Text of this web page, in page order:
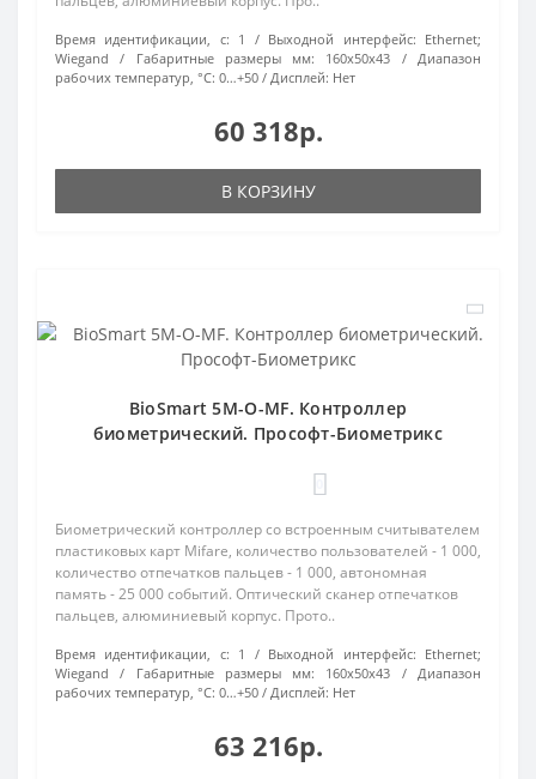
Время идентификации, с: 1 Выходной интерфейс: Ethernet;
Wiegand
Габаритные размеры мм: 160х50х43
Диапазон
рабочих температур, °С: 0…+50 Дисплей: Нет
60 318р.
В КОРЗИНУ
BioSmart 5M-O-MF. Контроллер
биометрический. Прософт-Биометрикс
Биометрический контроллер со встроенным считывателем
пластиковых карт Mifare, количество пользователей - 1 000,
количество отпечатков пальцев - 1 000, автономная
память - 25 000 событий. Оптический сканер отпечатков
пальцев, алюминиевый корпус. Прото..
Время идентификации, с: 1 Выходной интерфейс: Ethernet;
Wiegand
Габаритные размеры мм: 160х50х43
Диапазон
рабочих температур, °С: 0…+50 Дисплей: Нет
63 216р.